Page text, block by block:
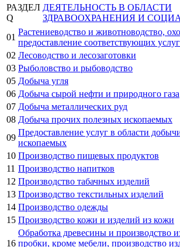
РАЗДЕЛ
Q
ДЕЯТЕЛЬНОСТЬ В ОБЛАСТИ
ЗДРАВООХРАНЕНИЯ И
01
Растениеводство и животноводство,
предоставление соответствующих
02 Лесоводство и лесозаготовки
03 Рыболовство и рыбоводство
05 Добыча угля
06 Добыча сырой нефти и природного газа
07 Добыча металлических руд
08 Добыча прочих полезных ископаемых
09
Предоставление услуг в области
ископаемых
10 Производство пищевых продуктов
11 Производство напитков
12 Производство табачных изделий
13 Производство текстильных изделий
14 Производство одежды
15 Производство кожи и изделий из кожи
16
Обработка древесины и производство
пробки, кроме мебели, производство